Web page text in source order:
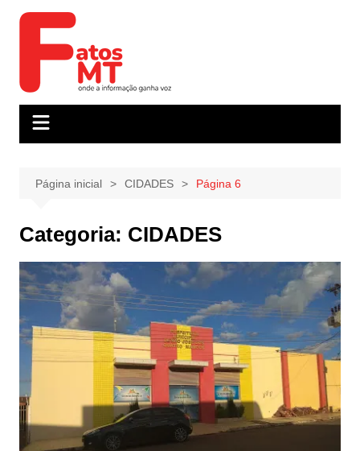
Página inicial CIDADES Página 6
Categoria: CIDADES